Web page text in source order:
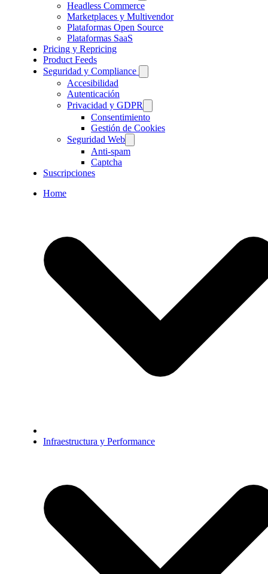
Headless Commerce
Marketplaces y Multivendor
Plataformas Open Source
Plataformas SaaS
Pricing y Repricing
Product Feeds
Seguridad y Compliance
Accesibilidad
Autenticación
Privacidad y GDPR
Consentimiento
Gestión de Cookies
Seguridad Web
Anti-spam
Captcha
Suscripciones
Home
Infraestructura y Performance